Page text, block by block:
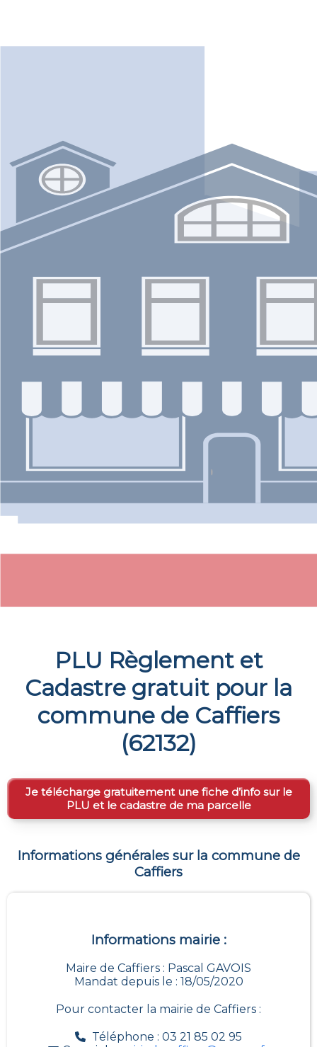
PLU Règlement et
Cadastre gratuit pour la
commune de Caffiers
(62132)
Je télécharge gratuitement une fiche d’info sur le
PLU et le cadastre de ma parcelle
Informations générales sur la commune de
Caffiers
Informations mairie :
Maire de Caffiers : Pascal GAVOIS
Mandat depuis le : 18/05/2020
Pour contacter la mairie de Caffiers :
Téléphone : 03 21 85 02 95